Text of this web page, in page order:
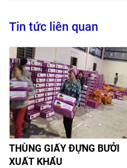
Tin tức liên quan
THÙNG GIẤY ĐỰNG BƯỞI
XUẤT KHẨU